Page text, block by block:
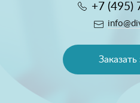
+7 (495)
Заказать